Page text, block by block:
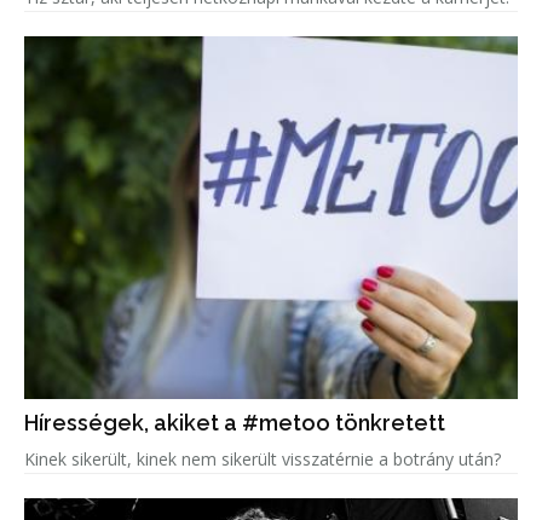
Hírességek, akiket a #metoo tönkretett
Kinek sikerült, kinek nem sikerült visszatérnie a botrány után?